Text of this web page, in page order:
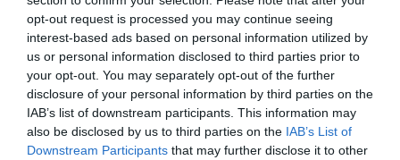
opt-out request is processed you may continue seeing
interest-based ads based on personal information utilized by
us or personal information disclosed to third parties prior to
your opt-out. You may separately opt-out of the further
disclosure of your personal information by third parties on the
IAB’s list of downstream participants. This information may
also be disclosed by us to third parties on the IAB’s List of
Downstream Participants that may further disclose it to other
Bowl, no com una excepció llatina com van ser
Gloria EstefanoJennifer Lopez, o sigui, per
serlatino, sinó per ser qui és. Hi arriba com algú
que sap com convertir cada aparició en un acte
cultural, polític i social; algú que ha hackejat el
sistema.